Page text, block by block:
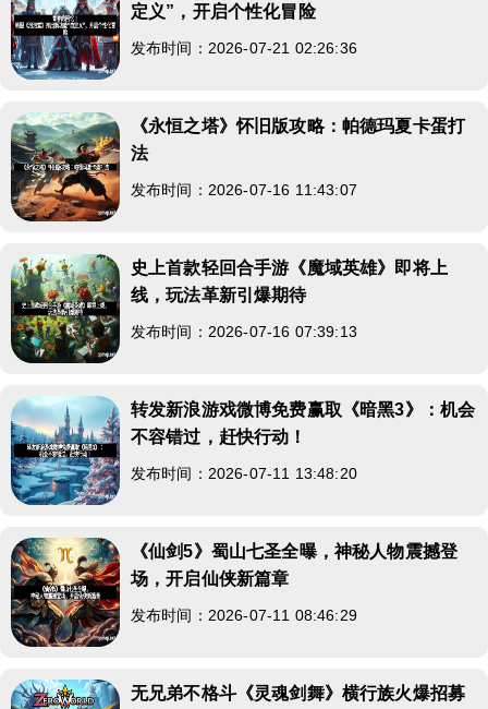
定义”，开启个性化冒险
发布时间：2026-07-21 02:26:36
《永恒之塔》怀旧版攻略：帕德玛夏卡蛋打
法
发布时间：2026-07-16 11:43:07
史上首款轻回合手游《魔域英雄》即将上
线，玩法革新引爆期待
发布时间：2026-07-16 07:39:13
转发新浪游戏微博免费赢取《暗黑3》：机会
不容错过，赶快行动！
发布时间：2026-07-11 13:48:20
《仙剑5》蜀山七圣全曝，神秘人物震撼登
场，开启仙侠新篇章
发布时间：2026-07-11 08:46:29
无兄弟不格斗《灵魂剑舞》横行族火爆招募